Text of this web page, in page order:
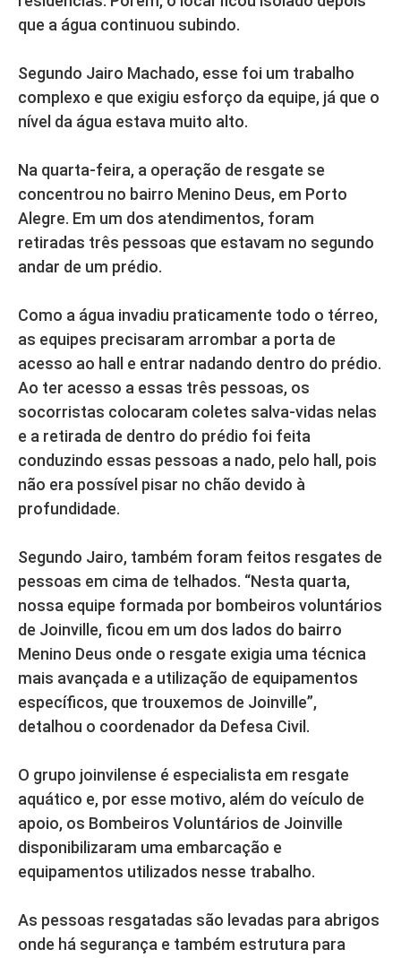
que a água continuou subindo.
Segundo Jairo Machado, esse foi um trabalho
complexo e que exigiu esforço da equipe, já que o
nível da água estava muito alto.
Na quarta-feira, a operação de resgate se
concentrou no bairro Menino Deus, em Porto
Alegre. Em um dos atendimentos, foram
retiradas três pessoas que estavam no segundo
andar de um prédio.
Como a água invadiu praticamente todo o térreo,
as equipes precisaram arrombar a porta de
acesso ao hall e entrar nadando dentro do prédio.
Ao ter acesso a essas três pessoas, os
socorristas colocaram coletes salva-vidas nelas
e a retirada de dentro do prédio foi feita
conduzindo essas pessoas a nado, pelo hall, pois
não era possível pisar no chão devido à
profundidade.
Segundo Jairo, também foram feitos resgates de
pessoas em cima de telhados. “Nesta quarta,
nossa equipe formada por bombeiros voluntários
de Joinville, ficou em um dos lados do bairro
Menino Deus onde o resgate exigia uma técnica
mais avançada e a utilização de equipamentos
específicos, que trouxemos de Joinville”,
detalhou o coordenador da Defesa Civil.
O grupo joinvilense é especialista em resgate
aquático e, por esse motivo, além do veículo de
apoio, os Bombeiros Voluntários de Joinville
disponibilizaram uma embarcação e
equipamentos utilizados nesse trabalho.
As pessoas resgatadas são levadas para abrigos
onde há segurança e também estrutura para